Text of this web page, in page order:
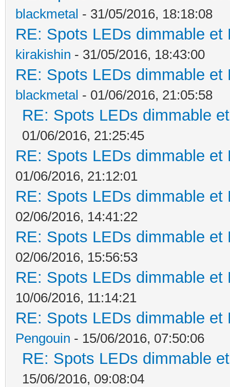
blackmetal - 31/05/2016, 18:18:08
RE: Spots LEDs dimmable
kirakishin - 31/05/2016, 18:43:00
RE: Spots LEDs dimmable
blackmetal - 01/06/2016, 21:05:58
RE: Spots LEDs dimmable
01/06/2016, 21:25:45
RE: Spots LEDs dimmable
01/06/2016, 21:12:01
RE: Spots LEDs dimmable
02/06/2016, 14:41:22
RE: Spots LEDs dimmable
02/06/2016, 15:56:53
RE: Spots LEDs dimmable
10/06/2016, 11:14:21
RE: Spots LEDs dimmable
Pengouin - 15/06/2016, 07:50:06
RE: Spots LEDs dimmable
15/06/2016, 09:08:04